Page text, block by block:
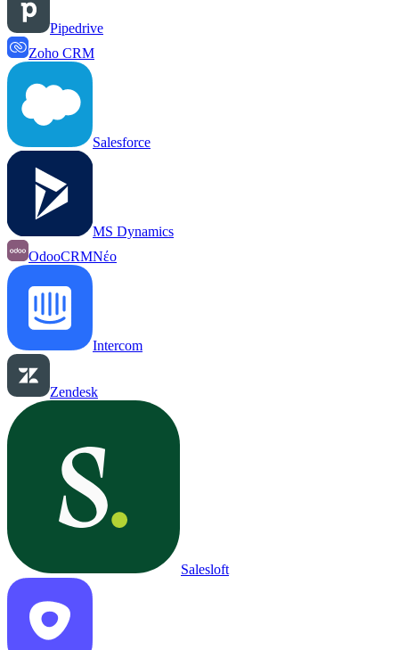
Pipedrive
Zoho CRM
Salesforce
MS Dynamics
OdooCRMΝέο
Intercom
Zendesk
Salesloft